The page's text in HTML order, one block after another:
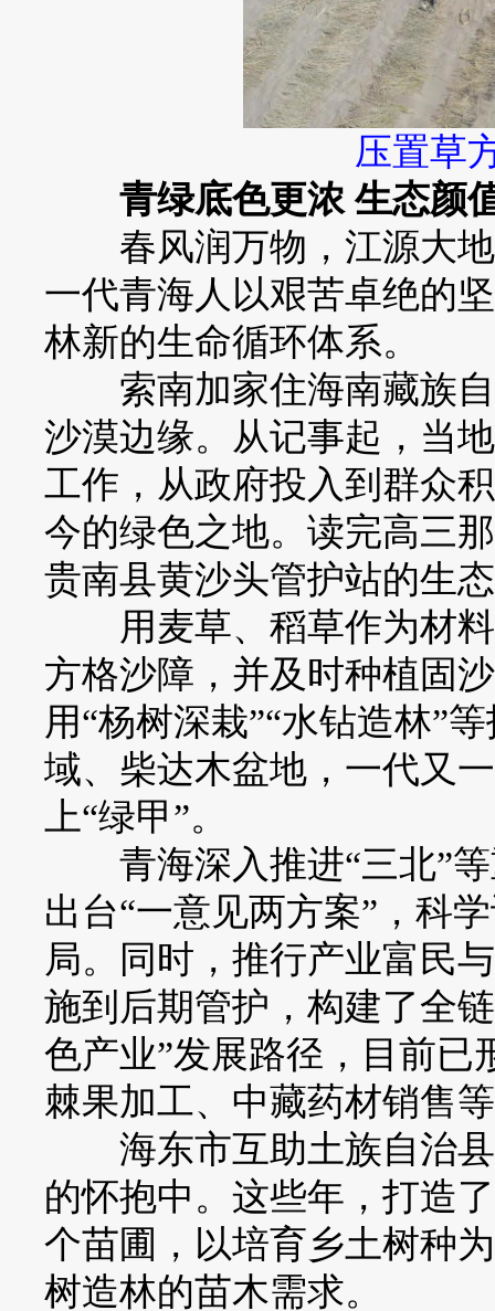
压置草
青绿底色更浓 生态颜
春风润万物，江源大地
一代青海人以艰苦卓绝的
林新的生命循环体系。
索南加家住海南藏族自
沙漠边缘。从记事起，当
工作，从政府投入到群众
今的绿色之地。读完高三
贵南县黄沙头管护站的生
用麦草、稻草作为材料
方格沙障，并及时种植固
用“杨树深栽”“水钻造林”
域、柴达木盆地，一代又
上“绿甲”。
青海深入推进“三北”等
出台“一意见两方案”，科
局。同时，推行产业富民
施到后期管护，构建了全
色产业”发展路径，目前已
棘果加工、中藏药材销售
海东市互助土族自治县
的怀抱中。这些年，打造
个苗圃，以培育乡土树种
树造林的苗木需求。